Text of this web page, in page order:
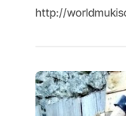
http://